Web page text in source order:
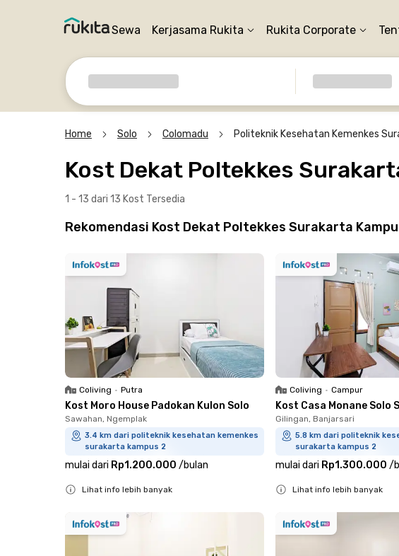
Sewa Kerjasama Rukita Rukita Corporate
Home Solo Colomadu Politeknik Kesehatan Kemenkes
Kost Dekat Poltekkes
1 - 13 dari 13 Kost Tersedia
Rekomendasi Kost Dekat Poltekkes Surakarta
Coliving • Putra
Kost Moro House Padokan Kulon Solo
Sawahan, Ngemplak
3.4 km dari politeknik kesehatan kemenkes
surakarta kampus 2
mulai dari Rp1.200.000 /bulan
Lihat info lebih banyak
Coliving • Campur
Kost Casa Monane Solo
Gilingan, Banjarsari
5.8 km dari politeknik
surakarta kampus 2
mulai dari Rp1.300.000 /
Lihat info lebih banyak